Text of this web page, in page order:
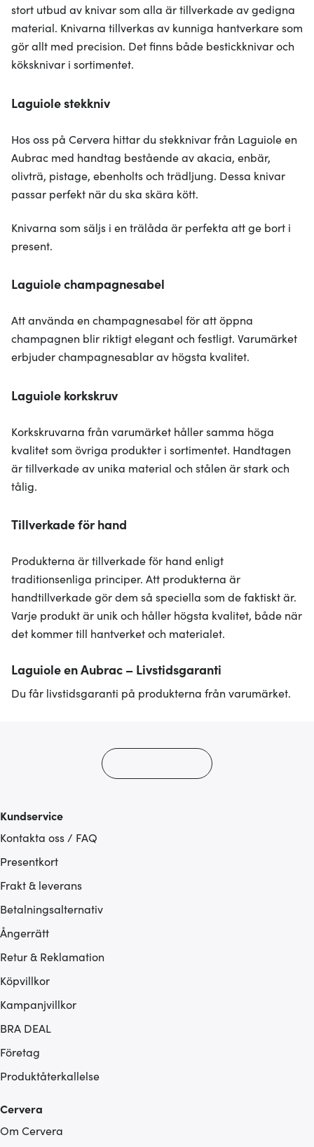
stort utbud av knivar som alla är tillverkade av gedigna
material. Knivarna tillverkas av kunniga hantverkare som
gör allt med precision. Det finns både bestickknivar och
köksknivar i sortimentet.
Laguiole stekkniv
Hos oss på Cervera hittar du stekknivar från Laguiole en
Aubrac med handtag bestående av akacia, enbär,
olivträ, pistage, ebenholts och trädljung. Dessa knivar
passar perfekt när du ska skära kött.
Knivarna som säljs i en trälåda är perfekta att ge bort i
present.
Laguiole champagnesabel
Att använda en champagnesabel för att öppna
champagnen blir riktigt elegant och festligt. Varumärket
erbjuder champagnesablar av högsta kvalitet.
Laguiole korkskruv
Korkskruvarna från varumärket håller samma höga
kvalitet som övriga produkter i sortimentet. Handtagen
är tillverkade av unika material och stålen är stark och
tålig.
Tillverkade för hand
Produkterna är tillverkade för hand enligt
traditionsenliga principer. Att produkterna är
handtillverkade gör dem så speciella som de faktiskt är.
Varje produkt är unik och håller högsta kvalitet, både när
det kommer till hantverket och materialet.
Laguiole en Aubrac – Livstidsgaranti
Du får livstidsgaranti på produkterna från varumärket.
Kundservice
Kontakta oss / FAQ
Presentkort
Frakt & leverans
Betalningsalternativ
Ångerrätt
Retur & Reklamation
Köpvillkor
Kampanjvillkor
BRA DEAL
Företag
Produktåterkallelse
Cervera
Om Cervera